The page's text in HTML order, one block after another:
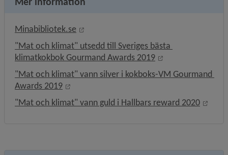
Minabibliotek.se
Länk till annan webbplats, öppnas i
"Mat och klimat" utsedd till Sveriges bästa
klimatkokbok Gourmand Awards 2019
Länk till annan
"Mat och klimat" vann silver i kokboks-VM Gourmand
Awards 2019
Länk till annan webbplats, öppnas i nytt
"Mat och klimat" vann guld i Hallbars reward 2020
Länk